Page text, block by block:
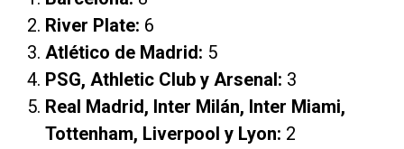
River Plate: 6
Atlético de Madrid: 5
PSG, Athletic Club y Arsenal: 3
Real Madrid, Inter Milán, Inter Miami,
Tottenham, Liverpool y Lyon: 2